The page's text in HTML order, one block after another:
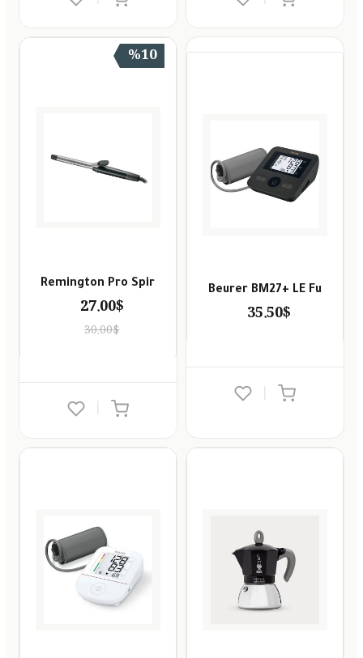
Beurer BM27+ LE Fu
35.50$
|
%10
Remington Pro Spir
27.00$
30.00$